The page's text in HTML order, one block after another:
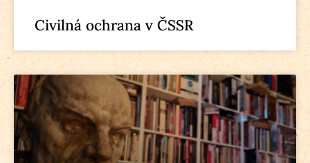
Civilná ochrana v ČSSR